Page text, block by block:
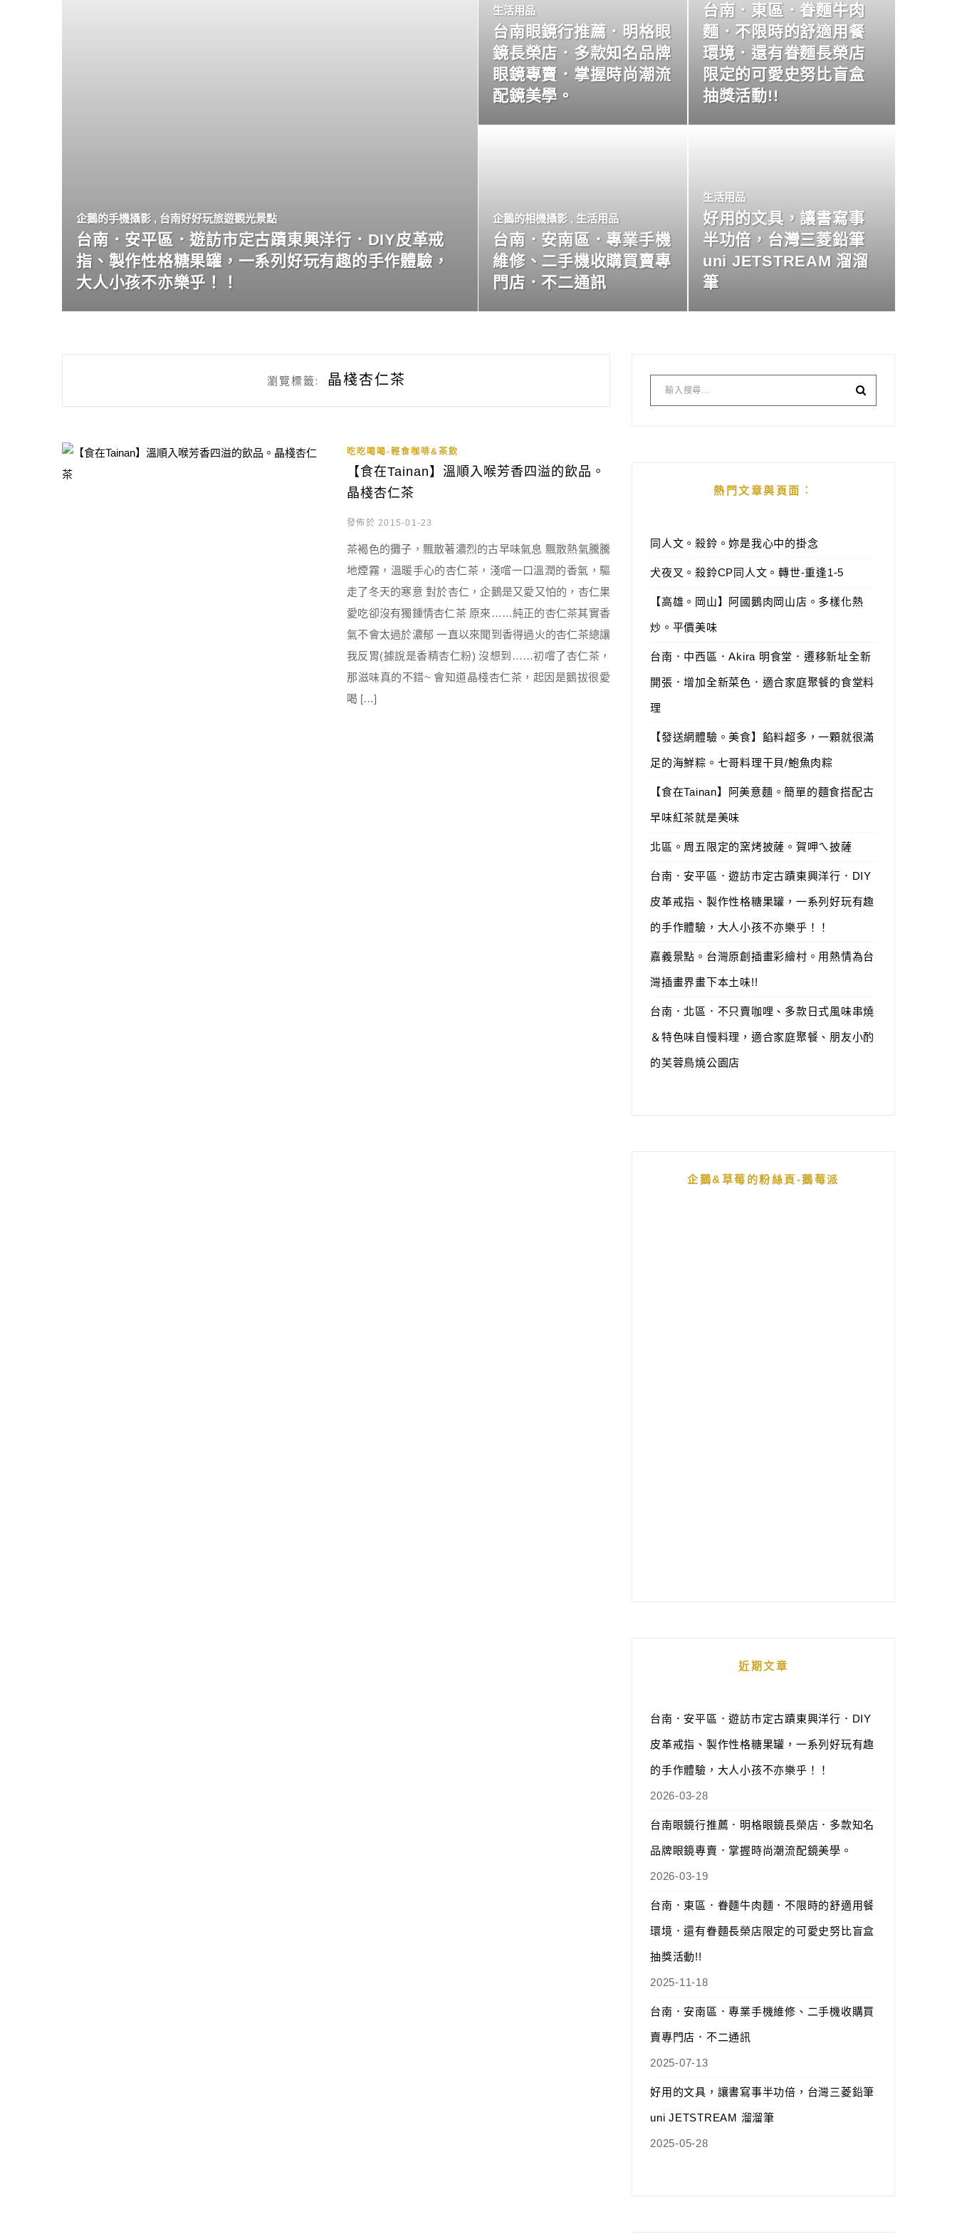
企鵝的手機攝影 , 台南好好玩旅遊觀光景點
台南．安平區．遊訪市定古蹟東興洋行．DIY皮革戒
指、製作性格糖果罐，一系列好玩有趣的手作體驗，
大人小孩不亦樂乎！！
生活用品
台南眼鏡行推薦．明格眼
鏡長榮店．多款知名品牌
眼鏡專賣．掌握時尚潮流
配鏡美學。
台南．東區．眷麵牛肉
麵．不限時的舒適用餐
環境．還有眷麵長榮店
限定的可愛史努比盲盒
抽獎活動!!
企鵝的相機攝影 , 生活用品
台南．安南區．專業手機
維修、二手機收購買賣專
門店．不二通訊
生活用品
好用的文具，讓書寫事
半功倍，台灣三菱鉛筆
uni JETSTREAM 溜溜
筆
瀏覽標籤: 晶棧杏仁茶
吃吃喝喝-輕食咖啡&茶飲
【食在Tainan】溫順入喉芳香四溢的飲品。
晶棧杏仁茶
發佈於 2015-01-23
茶褐色的攤子，飄散著濃烈的古早味氣息 飄散熱氣騰騰
地煙霧，溫暖手心的杏仁茶，淺嚐一口溫潤的香氣，驅
走了冬天的寒意 對於杏仁，企鵝是又愛又怕的，杏仁果
愛吃卻沒有獨鍾情杏仁茶 原來……純正的杏仁茶其實香
氣不會太過於濃郁 一直以來聞到香得過火的杏仁茶總讓
我反胃(據說是香精杏仁粉) 沒想到……初嚐了杏仁茶，
那滋味真的不錯~ 會知道晶棧杏仁茶，起因是鵝拔很愛
喝 […]
熱門文章與頁面︰
同人文。殺鈴。妳是我心中的掛念
犬夜叉。殺鈴CP同人文。轉世-重逢1-5
【高雄。岡山】阿國鵝肉岡山店。多樣化熱
炒。平價美味
台南．中西區．Akira 明食堂．遷移新址全新
開張．增加全新菜色．適合家庭聚餐的食堂料
理
【發送網體驗。美食】餡料超多，一顆就很滿
足的海鮮粽。七哥料理干貝/鮑魚肉粽
【食在Tainan】阿美意麵。簡單的麵食搭配古
早味紅茶就是美味
北區。周五限定的窯烤披薩。賀呷ㄟ披薩
台南．安平區．遊訪市定古蹟東興洋行．DIY
皮革戒指、製作性格糖果罐，一系列好玩有趣
的手作體驗，大人小孩不亦樂乎！！
嘉義景點。台灣原創插畫彩繪村。用熱情為台
灣插畫界畫下本土味!!
台南．北區．不只賣咖哩、多款日式風味串燒
＆特色味自慢料理，適合家庭聚餐、朋友小酌
的芙蓉鳥燒公園店
企鵝&草莓的粉絲頁-鵝莓派
近期文章
台南．安平區．遊訪市定古蹟東興洋行．DIY
皮革戒指、製作性格糖果罐，一系列好玩有趣
的手作體驗，大人小孩不亦樂乎！！
2026-03-28
台南眼鏡行推薦．明格眼鏡長榮店．多款知名
品牌眼鏡專賣．掌握時尚潮流配鏡美學。
2026-03-19
台南．東區．眷麵牛肉麵．不限時的舒適用餐
環境．還有眷麵長榮店限定的可愛史努比盲盒
抽獎活動!!
2025-11-18
台南．安南區．專業手機維修、二手機收購買
賣專門店．不二通訊
2025-07-13
好用的文具，讓書寫事半功倍，台灣三菱鉛筆
uni JETSTREAM 溜溜筆
2025-05-28